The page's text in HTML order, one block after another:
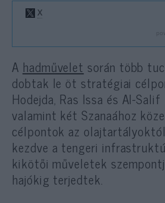
A hadművelet során több
dobtak le öt stratégiai
Hodejda, Ras Issa és Al-
valamint két Szanaához
célpontok az
kezdve a tengeri
kikötői műveletek
hajókig terjedtek.